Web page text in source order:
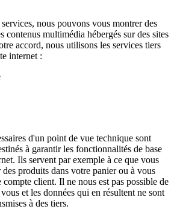
nous pouvons vous montrer des
contenus multimédia hébergés sur des sites
accord, nous utilisons les services tiers
internet :
d'un point de vue technique sont
à garantir les fonctionnalités de base
Ils servent par exemple à ce que vous
produits dans votre panier ou à vous
compte client. Il ne nous est pas possible de
et les données qui en résultent ne sont
à des tiers.